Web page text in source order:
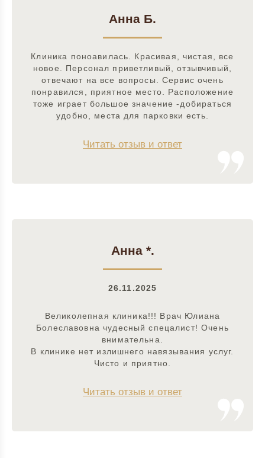
Анна Б.
Клиника поноавилась. Красивая, чистая, все
новое. Персонал приветливый, отзывчивый,
отвечают на все вопросы. Сервис очень
понравился, приятное место. Расположение
тоже играет большое значение -добираться
удобно, места для парковки есть.
Читать отзыв и ответ
Анна *.
26.11.2025
Великолепная клиника!!! Врач Юлиана
Болеславовна чудесный спецалист! Очень
внимательна.
В клинике нет излишнего навязывания услуг.
Чисто и приятно.
Читать отзыв и ответ